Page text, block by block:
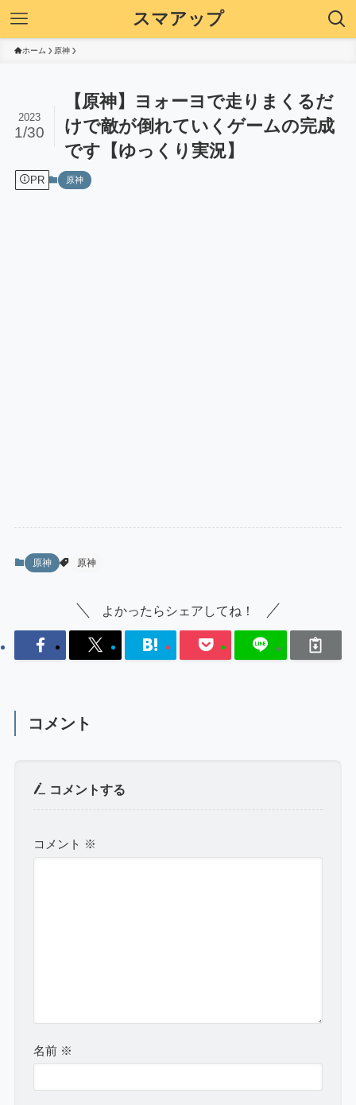
スマアップ
ホーム 原神
【原神】ヨォーヨで走りまくるだ
けで敵が倒れていくゲームの完成
です【ゆっくり実況】
2023
1/30
PR 原神
原神 原神
よかったらシェアしてね！
コメント
コメントする
コメント ※
名前 ※